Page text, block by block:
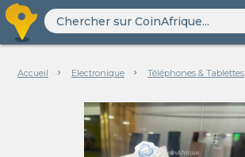
Accueil Electronique Téléphones & Tablettes